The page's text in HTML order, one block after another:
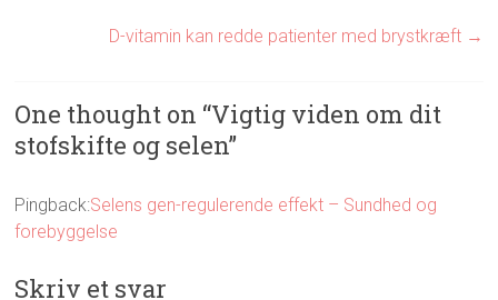
D-vitamin kan redde patienter med brystkræft →
One thought on “Vigtig viden om dit
stofskifte og selen”
Pingback:Selens gen-regulerende effekt – Sundhed og
forebyggelse
Skriv et svar